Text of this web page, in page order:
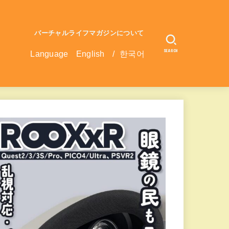
バーチャルライフマガジンについて
Language English / 한국어 SEARCH